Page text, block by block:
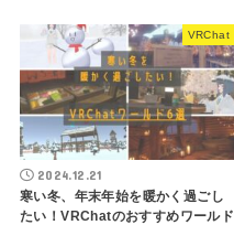
VRChat
2024.12.21
寒い冬、年末年始を暖かく過ごし
たい！VRChatのおすすめワールド